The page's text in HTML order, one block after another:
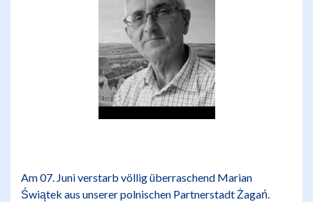
Am 07. Juni verstarb völlig überraschend Marian
Świątek aus unserer polnischen PartnerstadtŻagań.